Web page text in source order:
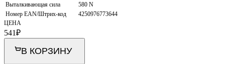
Выталкивающая сила
580 N
Номер EAN/Штрих-код
4250976773644
ЦЕНА
541₽
В КОРЗИНУ